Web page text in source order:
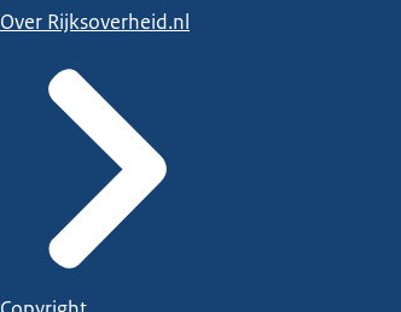
Over Rijksoverheid.nl